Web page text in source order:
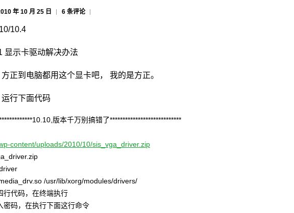
年 10 月 25 日 6 条评论
10.4
显示卡驱动解决办法
正到电脑都用这个显卡吧， 我的是方正。
行下面代码
版本千万别搞错了****************************
content/uploads/2010/10/sis_vga_driver.zip
/usr/lib/xorg/modules/drivers/
行代码，在终端执行
密码，在执行下面这行命令